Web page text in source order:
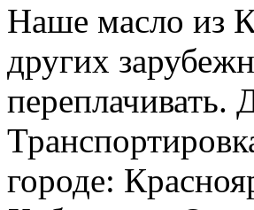
Наше масло из
других
переплачивать.
городе: